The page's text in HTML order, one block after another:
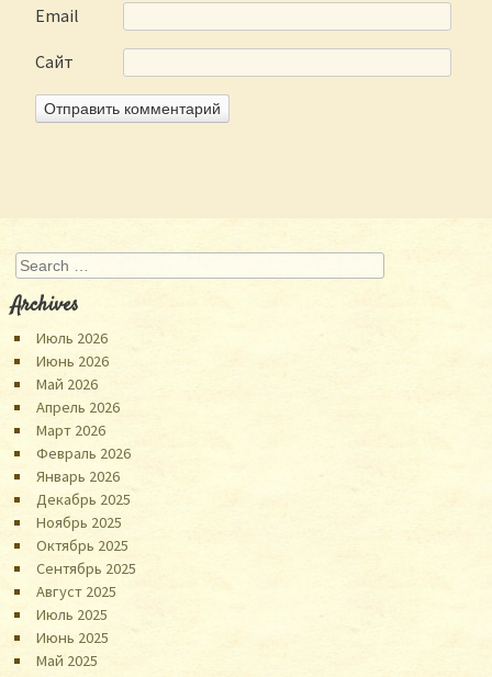
Email
Сайт
Search
Archives
Июль 2026
Июнь 2026
Май 2026
Апрель 2026
Март 2026
Февраль 2026
Январь 2026
Декабрь 2025
Ноябрь 2025
Октябрь 2025
Сентябрь 2025
Август 2025
Июль 2025
Июнь 2025
Май 2025